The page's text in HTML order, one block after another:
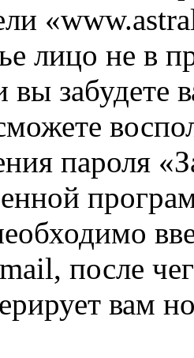
лицо не в
вы
пароля
после
вам